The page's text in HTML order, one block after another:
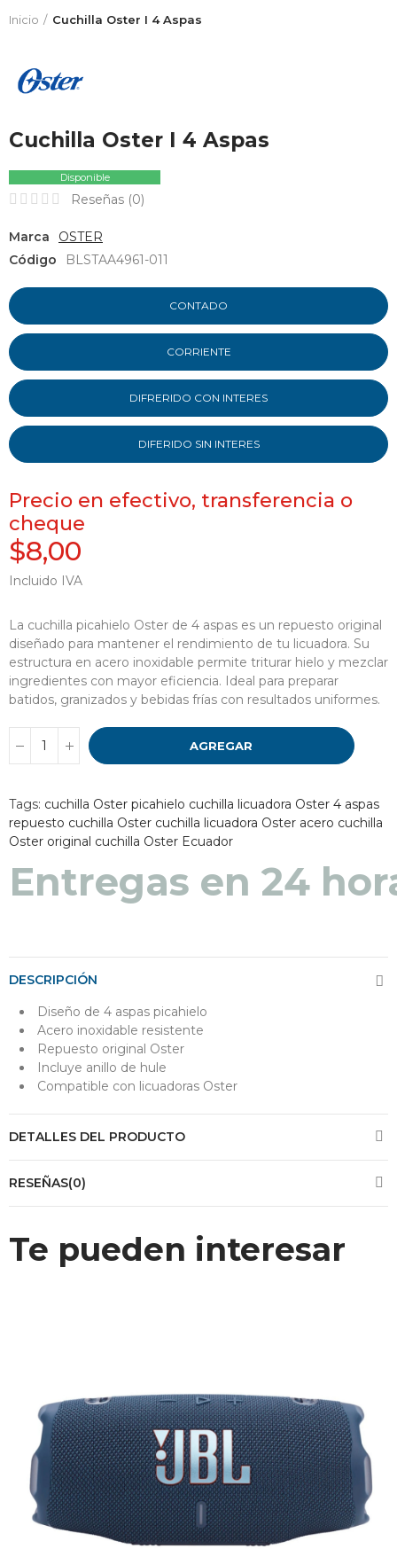
Inicio Cuchilla Oster I 4 Aspas
Cuchilla Oster I 4 Aspas
Disponible
Reseñas (0)
Marca
OSTER
Código
BLSTAA4961-011
CONTADO
CORRIENTE
DIFRERIDO CON INTERES
DIFERIDO SIN INTERES
Precio en efectivo, transferencia o
cheque
$8,00
Incluido IVA
La cuchilla picahielo Oster de 4 aspas es un repuesto original
diseñado para mantener el rendimiento de tu licuadora. Su
estructura en acero inoxidable permite triturar hielo y mezclar
ingredientes con mayor eficiencia. Ideal para preparar
batidos, granizados y bebidas frías con resultados uniformes.
AGREGAR
Tags: cuchilla Oster picahielo cuchilla licuadora Oster 4 aspas
repuesto cuchilla Oster cuchilla licuadora Oster acero cuchilla
Oster original cuchilla Oster Ecuador
Entregas en 48 a
DESCRIPCIÓN
Diseño de 4 aspas picahielo
Acero inoxidable resistente
Repuesto original Oster
Incluye anillo de hule
Compatible con licuadoras Oster
DETALLES DEL PRODUCTO
RESEÑAS(0)
Te pueden interesar